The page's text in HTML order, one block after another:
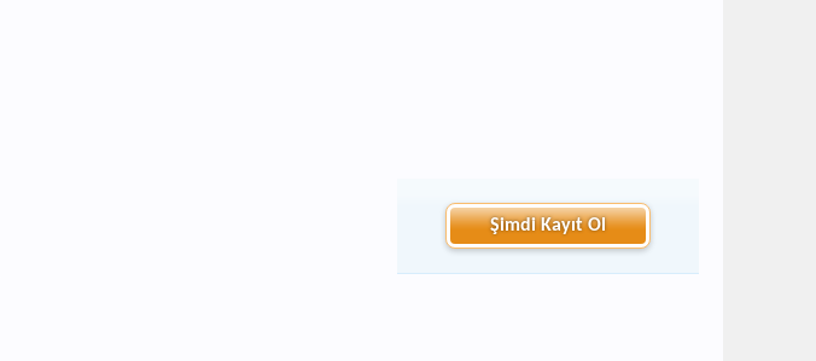
Şimdi Kayıt Ol